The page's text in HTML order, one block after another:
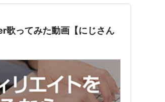
歌ってみた動画【にじさん